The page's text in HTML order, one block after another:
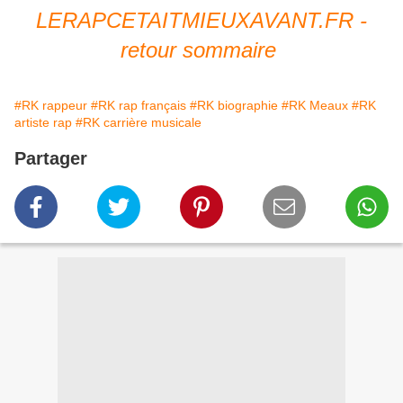
LERAPCETAITMIEUXAVANT.FR -
retour sommaire
#RK rappeur #RK rap français #RK biographie #RK Meaux #RK
artiste rap #RK carrière musicale
Partager